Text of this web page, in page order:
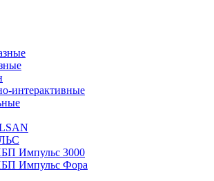
интерактивные
Импульс 3000
Импульс Фора